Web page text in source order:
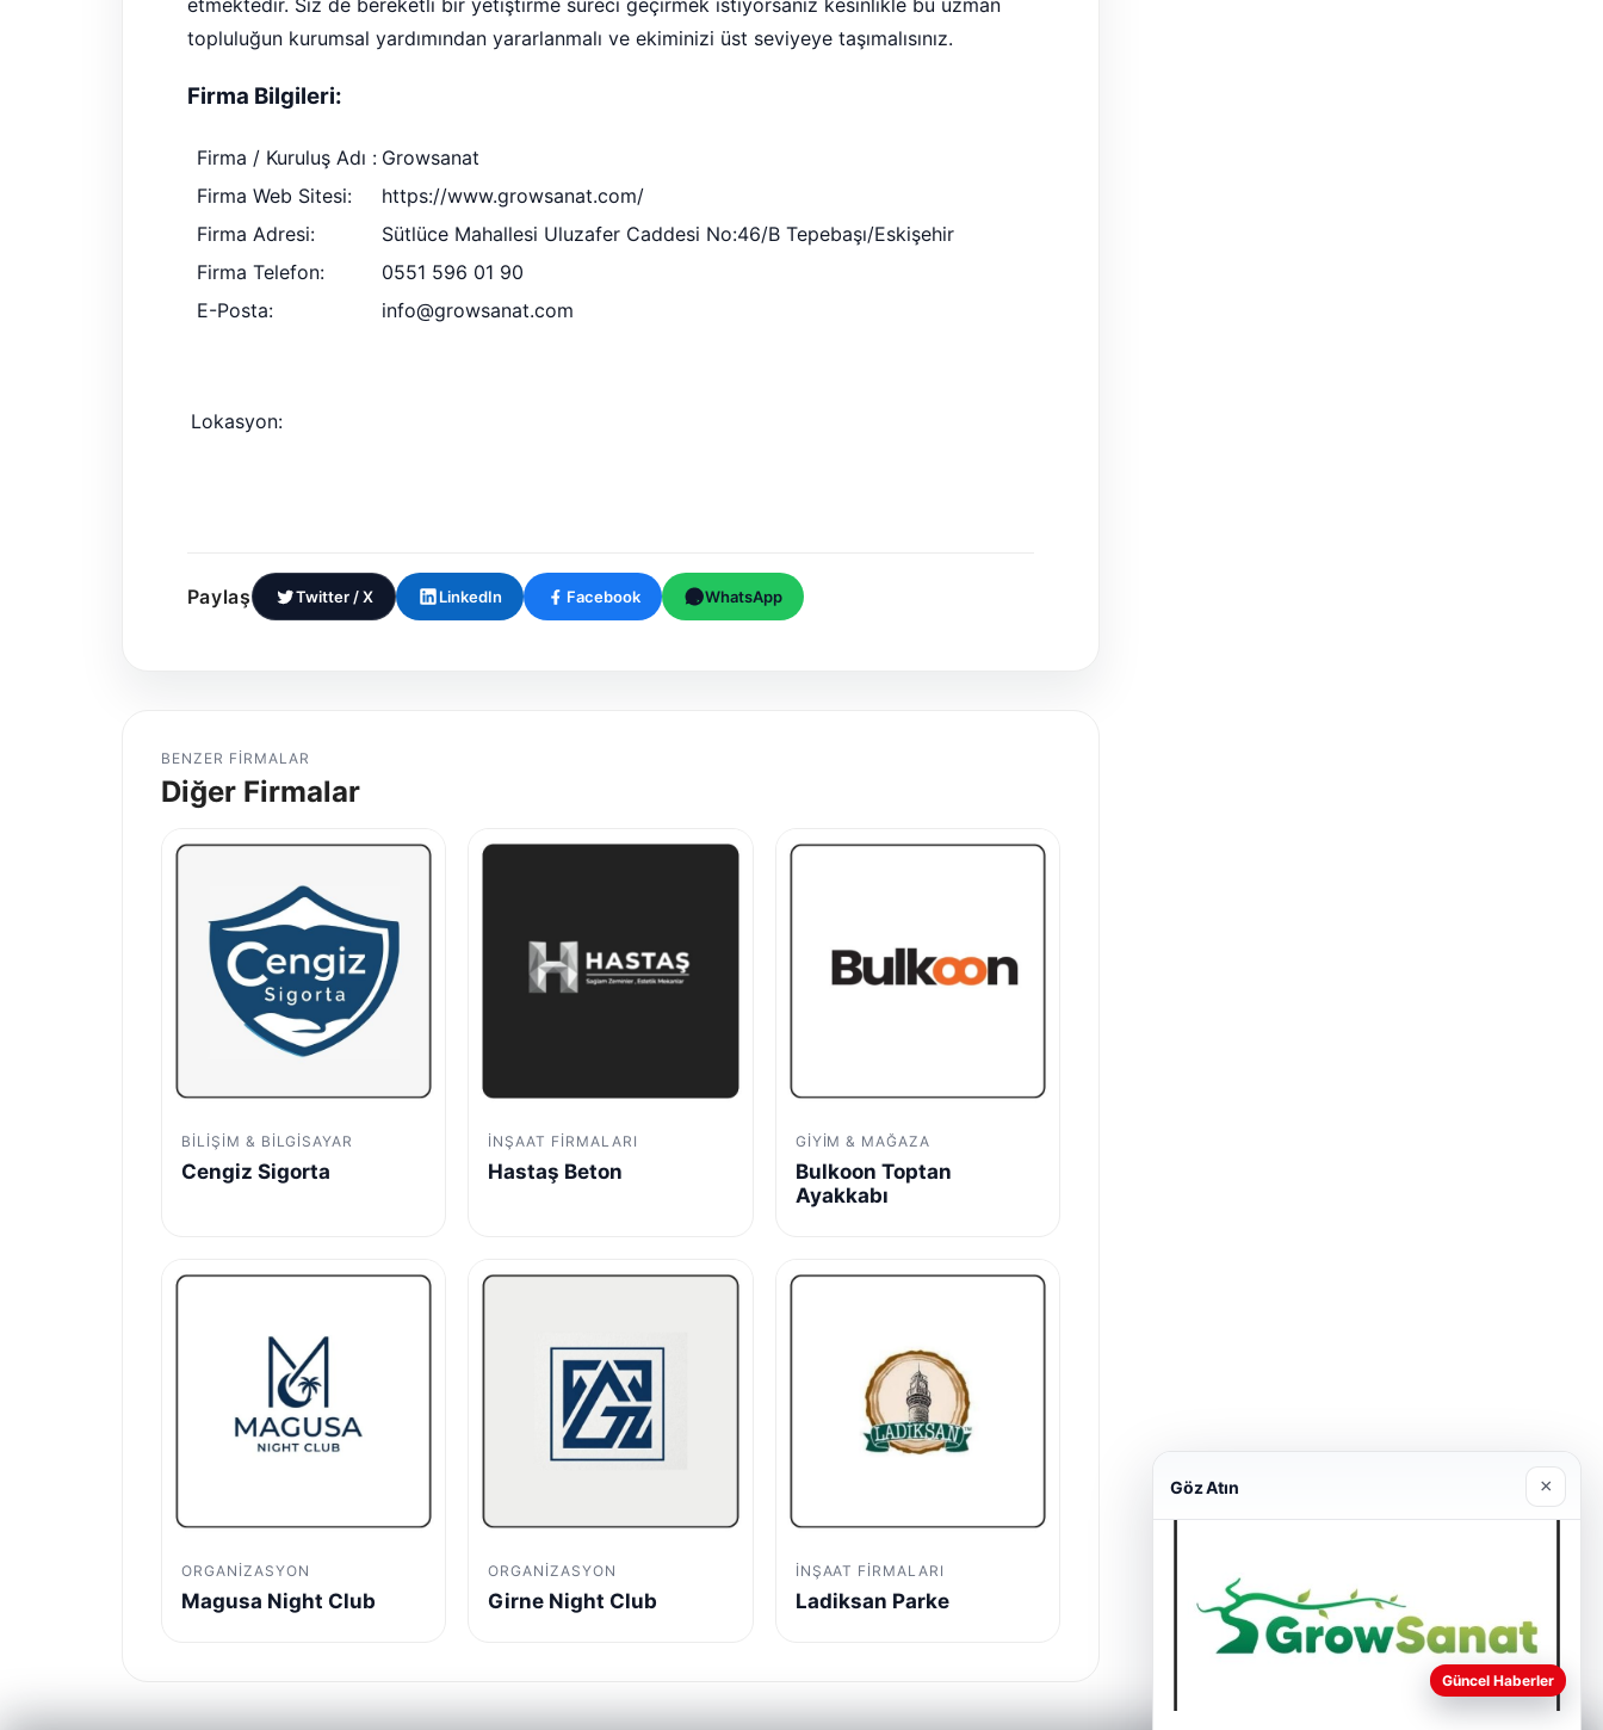
etmektedir. Siz de bereketli bir yetiştirme süreci geçirmek istiyorsanız kesinlikle bu uzman
topluluğun kurumsal yardımından yararlanmalı ve ekiminizi üst seviyeye taşımalısınız.
Firma Bilgileri:
Firma / Kuruluş Adı : Growsanat
Firma Web Sitesi:
https://www.growsanat.com/
Firma Adresi:
Sütlüce Mahallesi Uluzafer Caddesi No:46/B Tepebaşı/Eskişehir
Firma Telefon:
0551 596 01 90
E-Posta:
info@growsanat.com
Lokasyon:
Paylaş Twitter / X LinkedIn Facebook WhatsApp
BENZER FIRMALAR
Diğer Firmalar
BILIŞIM & BILGISAYAR
Cengiz Sigorta
İNŞAAT FIRMALARI
Hastaş Beton
GIYIM & MAĞAZA
Bulkoon Toptan
Ayakkabı
ORGANIZASYON
Magusa Night Club
ORGANIZASYON
Girne Night Club
İNŞAAT FIRMALARI
Ladiksan Parke
Göz Atın ×
Güncel Haberler